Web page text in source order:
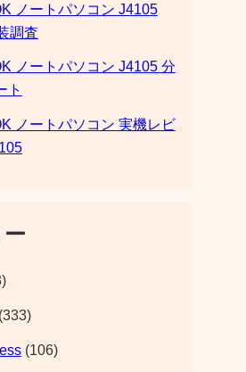
ノートパソコン J4105
調査
ノートパソコン J4105 分
ト
ノートパソコン 実機レビ
(106)